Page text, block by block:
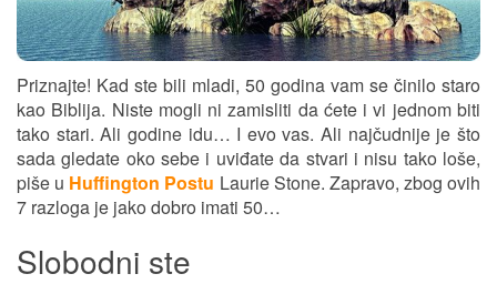
Priznajte! Kad ste bili mladi, 50 godina vam se činilo staro
kao Biblija. Niste mogli ni zamisliti da ćete i vi jednom biti
tako stari. Ali godine idu… I evo vas. Ali najčudnije je što
sada gledate oko sebe i uviđate da stvari i nisu tako loše,
piše u Huffington Postu Laurie Stone. Zapravo, zbog ovih
7 razloga je jako dobro imati 50…
Slobodni ste